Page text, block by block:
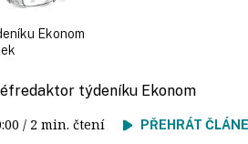
Ekonom
týdeníku Ekonom
/ 2 min. čtení PŘEHRÁT